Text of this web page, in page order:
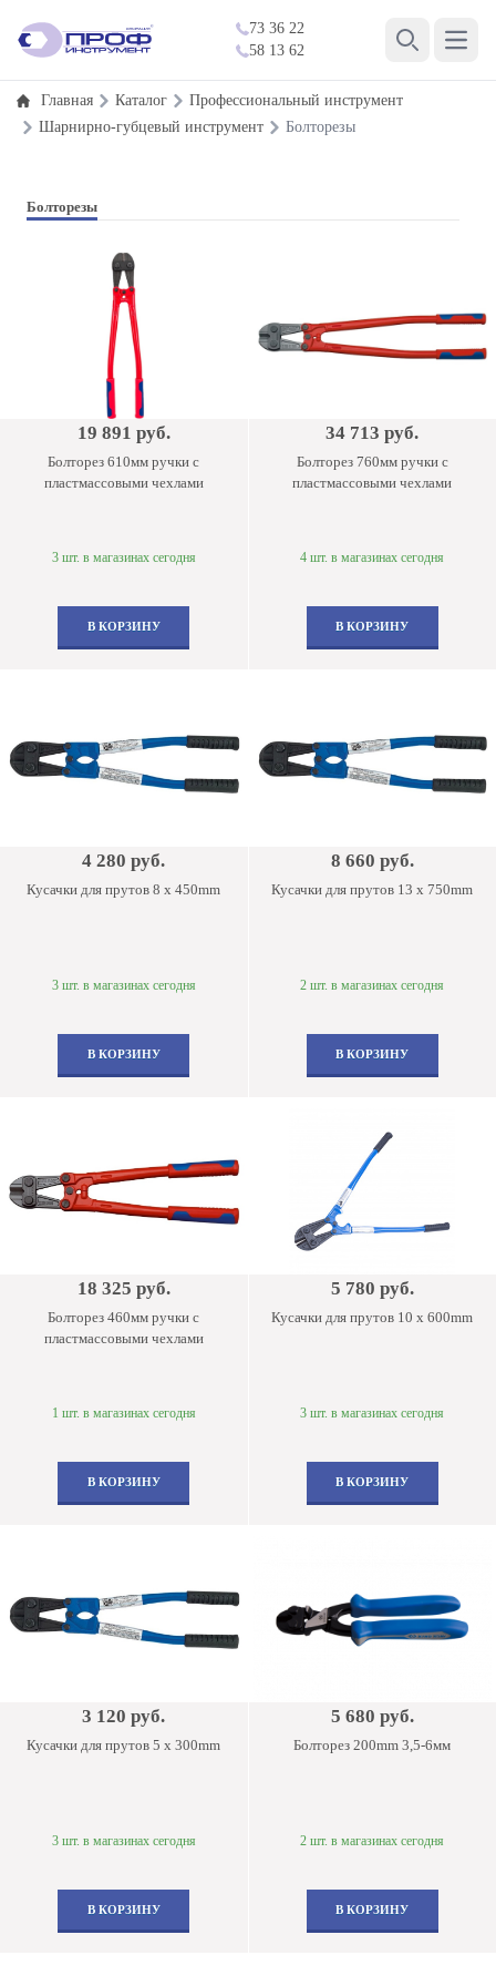
73 36 22
58 13 62
Open
Главная Каталог
Профессиональный инструмент
Шарнирно-губцевый инструмент
Болторезы
Болторезы
19 891 руб.
Болторез 610мм ручки с
пластмассовыми чехлами
3 шт. в магазинах сегодня
В КОРЗИНУ
34 713 руб.
Болторез 760мм ручки с
пластмассовыми чехлами
4 шт. в магазинах сегодня
В КОРЗИНУ
4 280 руб.
Кусачки для прутов 8 x 450mm
3 шт. в магазинах сегодня
В КОРЗИНУ
8 660 руб.
Кусачки для прутов 13 x 750mm
2 шт. в магазинах сегодня
В КОРЗИНУ
18 325 руб.
Болторез 460мм ручки с
пластмассовыми чехлами
1 шт. в магазинах сегодня
В КОРЗИНУ
5 780 руб.
Кусачки для прутов 10 x 600mm
3 шт. в магазинах сегодня
В КОРЗИНУ
3 120 руб.
Кусачки для прутов 5 x 300mm
3 шт. в магазинах сегодня
В КОРЗИНУ
5 680 руб.
Болторез 200mm 3,5-6мм
2 шт. в магазинах сегодня
В КОРЗИНУ